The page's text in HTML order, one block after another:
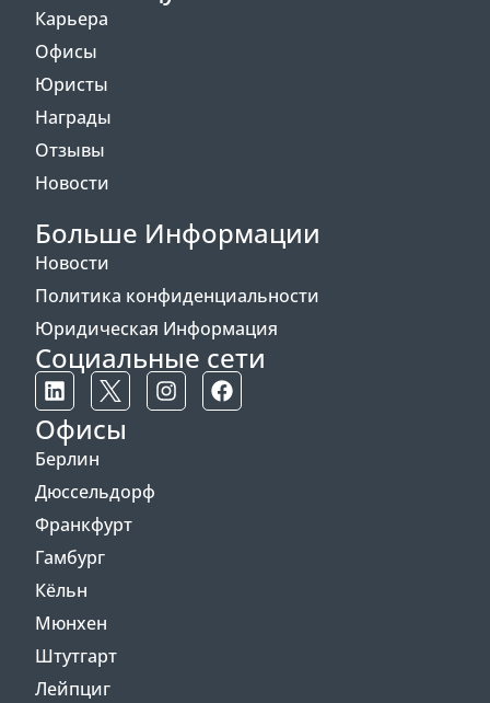
Карьера
Офисы
Юристы
Награды
Отзывы
Новости
Больше Информации
Новости
Политика конфиденциальности
Юридическая Информация
Социальные сети
Офисы
Берлин
Дюссельдорф
Франкфурт
Гамбург
Кёльн
Мюнхен
Штутгарт
Лейпциг